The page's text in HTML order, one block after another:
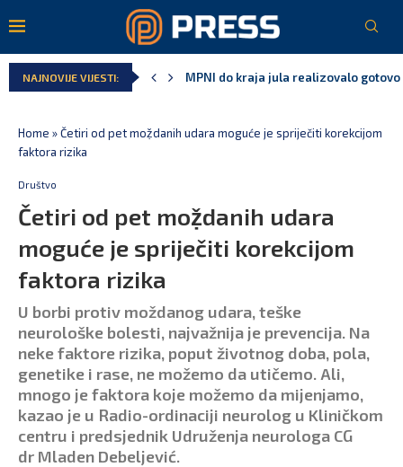
NAJNOVIJE VIJESTI:
MPNI do kraja jula realizovalo
Home »Četiri od pet moẓ̌danih udara moguće je spriječiti korekcijom
faktora rizika
Društvo
Četiri od pet moẓ̌danih udara
moguće je spriječiti korekcijom
faktora rizika
U borbi protiv moždanog udara, teške
neurološke bolesti, najvažnija je prevencija. Na
neke faktore rizika, poput životnog doba, pola,
genetike i rase, ne možemo da utičemo. Ali,
mnogo je faktora koje možemo da mijenjamo,
kazao je u Radio-ordinaciji neurolog u Kliničkom
centru i predsjednik Udruženja neurologa CG
dr Mladen Debeljević.